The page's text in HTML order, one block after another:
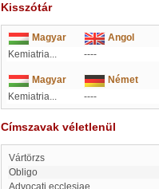
Kisszótár
Magyar
Angol
Kemiatria...
----
Magyar
Német
Kemiatria...
----
Címszavak véletlenül
Vártörzs
Obligo
Advocati ecclesiae